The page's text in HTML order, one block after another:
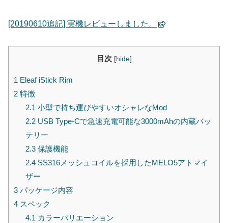
[20190610追記] 実機レビューしました。
目次 [hide]
1 Eleaf iStick Rim
2 特徴
2.1 小型で持ち運びやすいオシャレなMod
2.2USB Type-Cで急速充電可能な3000mAhの内蔵バッ
テリー
2.3保護機能
2.4SS316メッシュコイルを採用したMELO5アトマイ
ザー
3 パッケージ内容
4 スペック
4.1 カラーバリエーション